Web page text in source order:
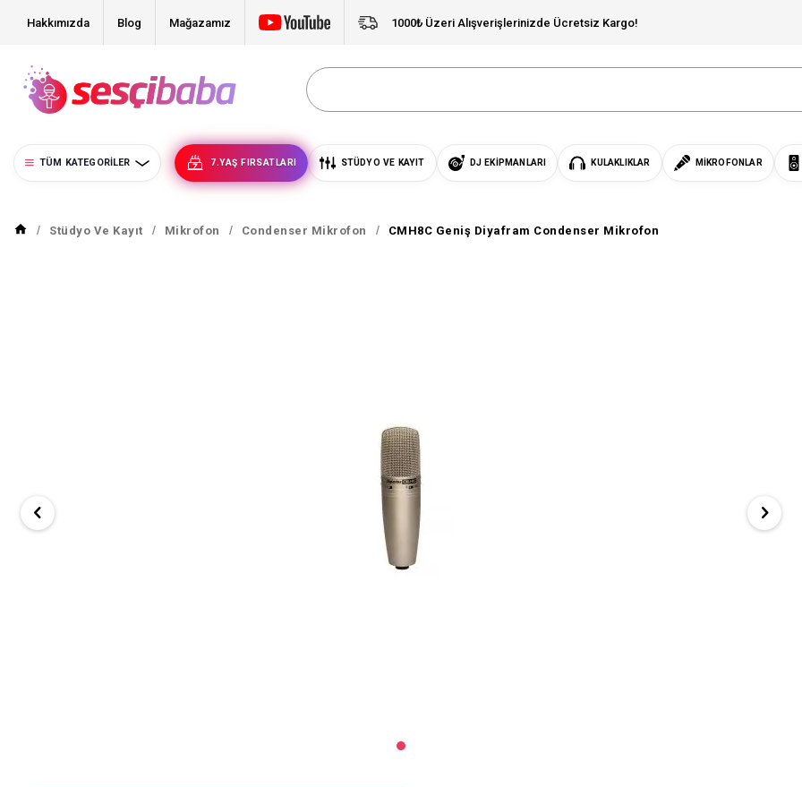
Hakkımızda Blog Mağazamız 1000₺ Üzeri Alışverişlerinizde Ücretsiz Kargo!
TÜM KATEGORILER 7.YAŞ FIRSATLARI STÜDYO VE KAYIT DJ EKIPMANLARI KULAKLIKLAR MIKROFONLAR
Stüdyo Ve Kayıt Mikrofon Condenser Mikrofon CMH8C Geniş Diyafram Condenser Mikrofon